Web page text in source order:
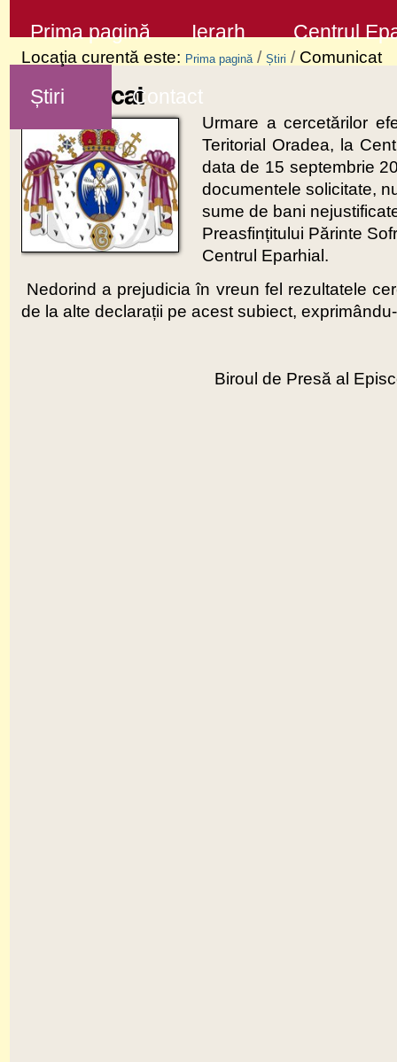
la
conţinut
Sari
la
navigare
Prima pagină Ierarh Centrul
Știri Contact
Locaţia curentă este: Prima pagină / Știri / Comunicat
Comunicat
Urmare a cercetărilor
Teritorial Oradea, la
data de 15 septembrie
documentele solicitate,
sume de bani
Preasfințitului Părinte
Centrul Eparhial.
Nedorind a prejudicia în vreun fel rezultatele
de la alte declarații pe acest subiect,
Biroul de Presă al